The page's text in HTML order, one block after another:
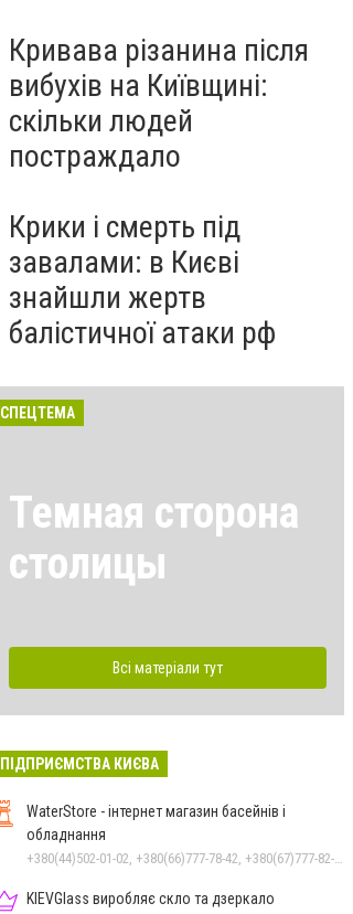
Кривава різанина після
вибухів на Київщині:
скільки людей
постраждало
Крики і смерть під
завалами: в Києві
знайшли жертв
балістичної атаки рф
СПЕЦТЕМА
Темная сторона
столицы
Всі матеріали тут
ПІДПРИЄМСТВА КИЄВА
WaterStore - інтернет магазин басейнів і
обладнання
KIEVGlass виробляє скло та дзеркало